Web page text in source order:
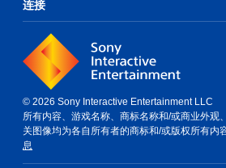
连接
© 2026 Sony Interactive Entertainment LLC
所有内容、游戏名称、商标名称和/或商业外观
关图像均为各自所有者的商标和/或版权所有内
息